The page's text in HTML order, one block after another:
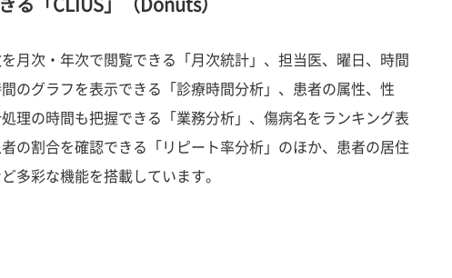
る「CLIUS」（Donuts）
月次・年次で閲覧できる「月次統計」、担当医、曜日、時間
のグラフを表示できる「診療時間分析」、患者の属性、性
理の時間も把握できる「業務分析」、傷病名をランキング表
の割合を確認できる「リピート率分析」のほか、患者の居住
多彩な機能を搭載しています。